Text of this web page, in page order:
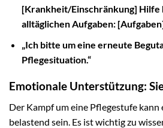
[Krankheit/Einschränkung] Hilfe
alltäglichen Aufgaben:
„Ich bitte um eine erneute
Pflegesituation.“
Emotionale Unterstützung:
Der Kampf um eine Pflegestufe
belastend sein. Es ist wichtig zu